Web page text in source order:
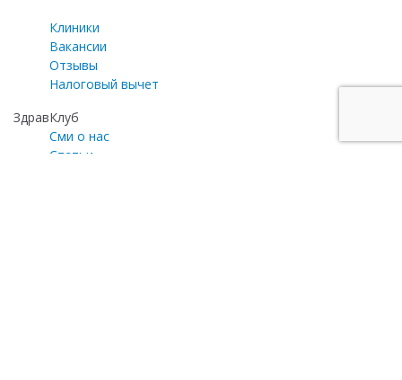
Клиники
Вакансии
Отзывы
Налоговый вычет
ЗдравКлуб
Сми о нас
Статьи